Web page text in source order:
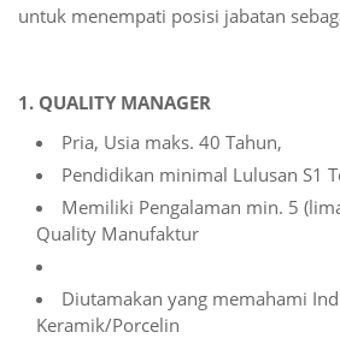
untuk menempati posisi jabatan
1. QUALITY MANAGER
Pria, Usia maks. 40 Tahun,
Pendidikan minimal Lulusan S1
Memiliki Pengalaman min. 5
Quality Manufaktur
Diutamakan yang memahami
Keramik/Porcelin